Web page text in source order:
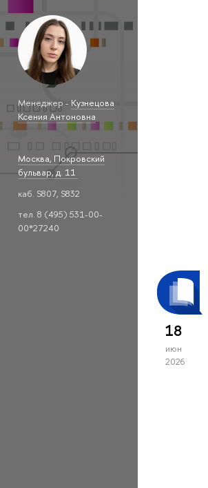
Менеджер - Кузнецова
Ксения Антоновна
Москва, Покровский
бульвар, д. 11
каб. S807, S832
тел. 8 (495) 531-00-
00*27240
18
июн
2026